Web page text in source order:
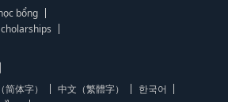
bổng
简体字） 中文（繁體字）
한국어